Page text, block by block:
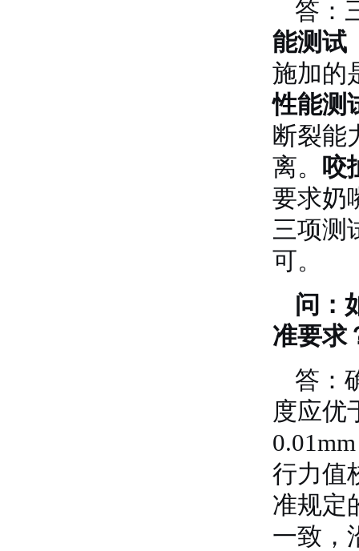
答：
能测试
施加的
性能测
断裂能
离。 咬
要求奶
三项测
可。
问：
准要求
答：
度应优
行力值
准规定
一致，